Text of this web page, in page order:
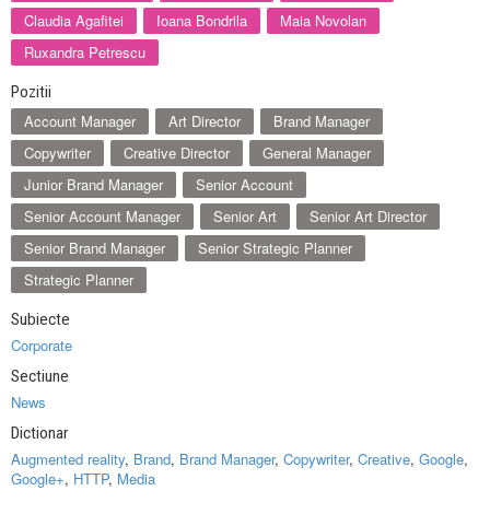
Claudia Agafitei
Ioana Bondrila
Maia Novolan
Ruxandra Petrescu
Pozitii
Account Manager Art Director
Brand Manager
Copywriter
Creative Director
General Manager
Junior Brand Manager
Senior Account
Senior Account Manager
Senior Art
Senior Art Director
Senior Brand Manager
Senior Strategic Planner
Strategic Planner
Subiecte
Corporate
Sectiune
News
Dictionar
Augmented reality, Brand, Brand Manager, Copywriter, Creative, Google,
Google+, HTTP, Media